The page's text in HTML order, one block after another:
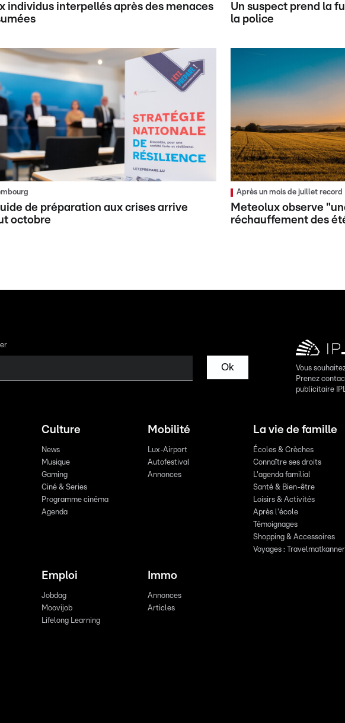
individus interpellés après des menaces
Un suspect prend la
la police
de préparation aux crises arrive
octobre
Après un mois de juillet record
Meteolux observe
réchauffement des
Ok
Vous
Prenez
publicitaire
Culture
News
Musique
Gaming
Ciné & Series
Programme cinéma
Agenda
Mobilité
Lux-Airport
Autofestival
Annonces
La vie de famille
Écoles & Crèches
Connaître ses droits
L'agenda familial
Santé & Bien-être
Loisirs & Activités
Après l'école
Témoignages
Shopping & Accessoires
Voyages : Travelmatkanner
Emploi
Jobdag
Moovijob
Lifelong Learning
Immo
Annonces
Articles